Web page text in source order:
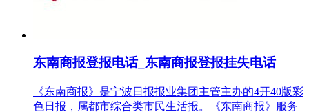
东南商报登报电话_东南商报登报挂失电话
《东南商报》是宁波日报报业集团主管主办的4开40版彩
色日报，属都市综合类市民生活报。《东南商报》服务